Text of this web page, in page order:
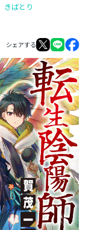
きばとり
シェアする